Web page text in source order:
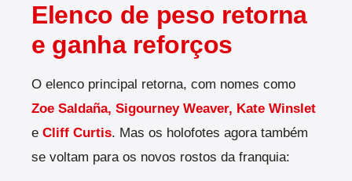
Elenco de peso retorna
e ganha reforços
O elenco principal retorna, com nomes como
Zoe Saldaña, Sigourney Weaver, Kate Winslet
e Cliff Curtis. Mas os holofotes agora também
se voltam para os novos rostos da franquia: